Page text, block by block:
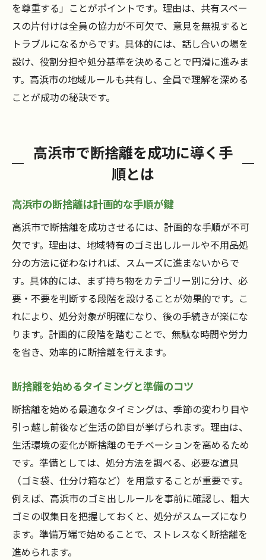
を尊重する」ことがポイントです。理由は、共有スペー
スの片付けは全員の協力が不可欠で、意見を無視すると
トラブルになるからです。具体的には、話し合いの場を
設け、役割分担や処分基準を決めることで円滑に進みま
す。高浜市の地域ルールも共有し、全員で理解を深める
ことが成功の秘訣です。
高浜市で断捨離を成功に導く手
順とは
高浜市の断捨離は計画的な手順が鍵
高浜市で断捨離を成功させるには、計画的な手順が不可
欠です。理由は、地域特有のゴミ出しルールや不用品処
分の方法に従わなければ、スムーズに進まないからで
す。具体的には、まず持ち物をカテゴリー別に分け、必
要・不要を判断する段階を設けることが効果的です。こ
れにより、処分対象が明確になり、後の手続きが楽にな
ります。計画的に段階を踏むことで、無駄な時間や労力
を省き、効率的に断捨離を行えます。
断捨離を始めるタイミングと準備のコツ
断捨離を始める最適なタイミングは、季節の変わり目や
引っ越し前後など生活の節目が挙げられます。理由は、
生活環境の変化が断捨離のモチベーションを高めるため
です。準備としては、処分方法を調べる、必要な道具
（ゴミ袋、仕分け箱など）を用意することが重要です。
例えば、高浜市のゴミ出しルールを事前に確認し、粗大
ゴミの収集日を把握しておくと、処分がスムーズになり
ます。準備万端で始めることで、ストレスなく断捨離を
進められます。